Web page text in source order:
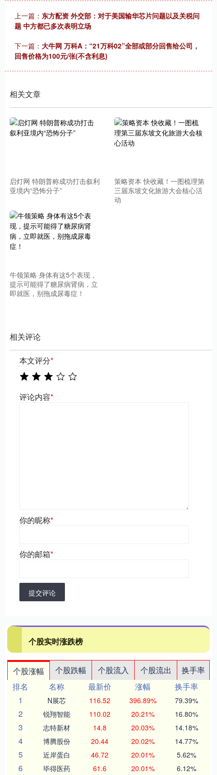
上一篇： 东方配资 外交部：对于美国输华芯片问题以及关税问
题 中方都已多次表明立场
下一篇： 大牛网 万科A：“21万科02”全部或部分回售给公司，
回售价格为100元/张(不含利息)
相关文章
启灯网 特朗普称成功打击叙利
亚境内“恐怖分子”
策略资本 快收藏！一图梳理第
三届东坡文化旅游大会核心活
动
牛领策略 身体有这5个表现，
提示可能得了糖尿病肾病，立
即就医，别拖成尿毒症！
相关评论
本文评分*
评论内容*
你的昵称*
你的邮箱*
提交评论
个股实时涨跌榜
个股涨幅 个股跌幅 个股流入 个股流出
换手率
排名
名称 最新价 涨幅
换手率
1
N展芯 116.52 396.89% 79.39%
2 锐翔智能 110.02 20.21% 16.80%
3 志特新材 14.8 20.03% 14.18%
4 博腾股份 20.44 20.02% 14.77%
5 近岸蛋白 46.72 20.01% 5.62%
6 毕得医药 61.6 20.01% 6.12%